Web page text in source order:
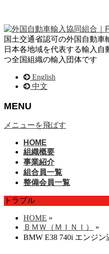
国土交通省認可の外国自動
日本各地域を代表する輸入自
つ全国組織の輸入団体です
English
中文
MENU
メニューを飛ばす
HOME
組織概要
事業紹介
組合員一覧
整備会員一覧
トラブル
HOME »
ＢＭＷ（ＭＩＮＩ）
»
BMW E38 740i エンジ